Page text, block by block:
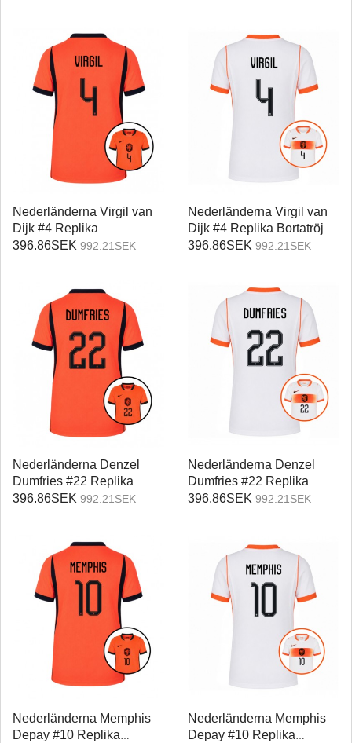
Nederländerna Virgil van
Dijk #4 Replika
Hemmatröja Damer VM
396.86SEK 992.21SEK
Nederländerna Virgil van
Dijk #4 Replika Bortatröja
Damer VM 2026
396.86SEK 992.21SEK
Nederländerna Denzel
Dumfries #22 Replika
Hemmatröja Damer VM
396.86SEK 992.21SEK
Nederländerna Denzel
Dumfries #22 Replika
Bortatröja Damer VM 2026
396.86SEK 992.21SEK
Nederländerna Memphis
Depay #10 Replika
Nederländerna Memphis
Depay #10 Replika